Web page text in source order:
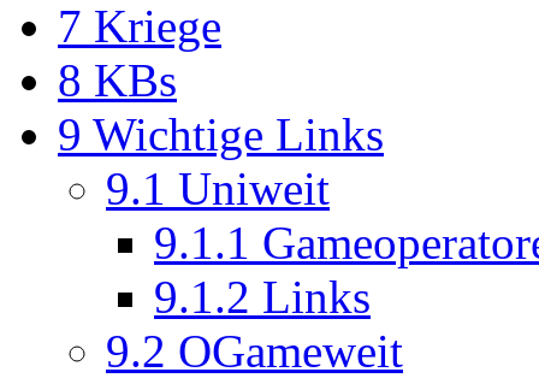
7 Kriege
8 KBs
9 Wichtige Links
9.1 Uniweit
9.1.1
9.1.2 Links
9.2 OGameweit